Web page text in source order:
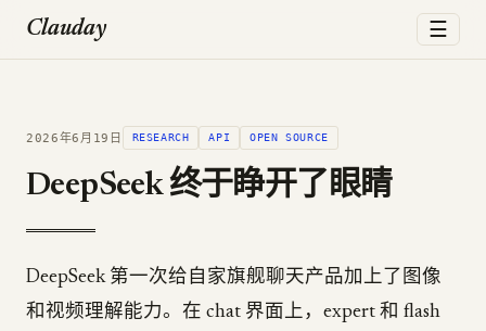
Clauday ☰
2026年6月19日 RESEARCH API OPEN SOURCE
DeepSeek 终于睁开了眼睛
DeepSeek 第一次给自家旗舰聊天产品加上了图像
和视频理解能力。在 chat 界面上，expert 和 flash